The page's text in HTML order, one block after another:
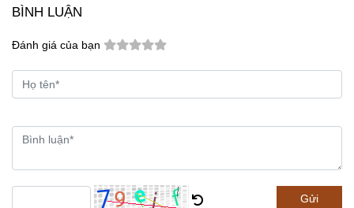
BÌNH LUẬN
Đánh giá của bạn
Gửi